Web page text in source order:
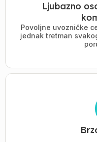
Ljubazno
Povoljne uvozničke
jednak tretman